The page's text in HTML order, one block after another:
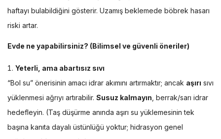
haftayı bulabildiğini gösterir. Uzamış beklemede böbrek hasarı
riski artar.
Evde ne yapabilirsiniz? (Bilimsel ve güvenli öneriler)
Yeterli, ama abartısız sıvı
“Bol su” önerisinin amacı idrar akımını artırmaktır; ancak aşırı sıvı
yüklenmesi ağrıyı artırabilir. Susuz kalmayın , berrak/sarı idrar
hedefleyin. (Taş düşürme anında aşırı su yüklemesinin tek
başına kanıta dayalı üstünlüğü yoktur; hidrasyon genel